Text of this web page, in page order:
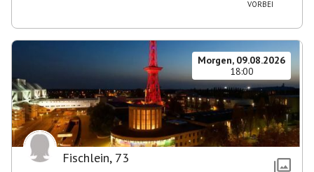
VORBEI
Morgen, 09.08.2026
18:00
Fischlein, 73